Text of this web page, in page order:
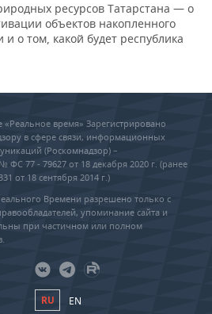
ресурсов Татарстана — о
объектов накопленного
о том, какой будет республика
«Реальное время» Зарегистрировано
в сфере связи, информационных
(Роскомнадзор) –
77 - 79627 от 18 декабря 2020 г. (ранее
от 18 сентября 2014 г.)
Времени разрешено только с
упоминание сайта и
при частичном или полном
RU EN